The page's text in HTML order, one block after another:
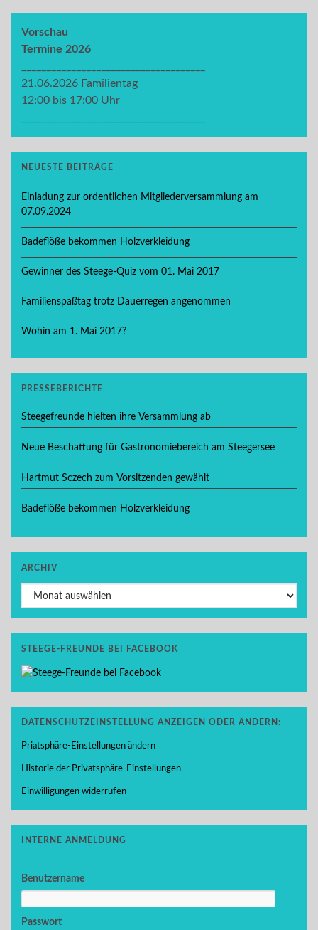
Vorschau
Termine 2026
21.06.2026 Familientag
12:00 bis 17:00 Uhr
NEUESTE BEITRÄGE
Einladung zur ordentlichen Mitgliederversammlung am
07.09.2024
Badeflöße bekommen Holzverkleidung
Gewinner des Steege-Quiz vom 01. Mai 2017
Familienspaßtag trotz Dauerregen angenommen
Wohin am 1. Mai 2017?
PRESSEBERICHTE
Steegefreunde hielten ihre Versammlung ab
Neue Beschattung für Gastronomiebereich am Steegersee
Hartmut Sczech zum Vorsitzenden gewählt
Badeflöße bekommen Holzverkleidung
ARCHIV
Archiv
STEEGE-FREUNDE BEI FACEBOOK
DATENSCHUTZEINSTELLUNG ANZEIGEN ODER ÄNDERN:
Priatsphäre-Einstellungen ändern
Historie der Privatsphäre-Einstellungen
Einwilligungen widerrufen
INTERNE ANMELDUNG
Benutzername
Passwort